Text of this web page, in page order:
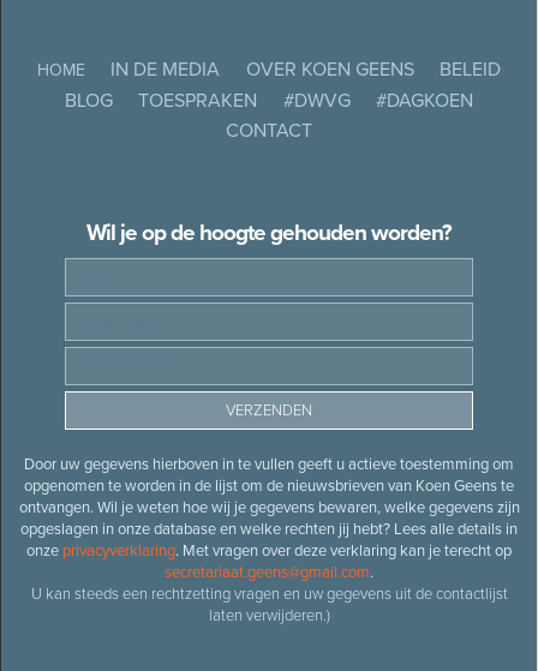
HOME IN DE MEDIA OVER KOEN GEENS
BELEID
BLOG
TOESPRAKEN #DWVG
#DAGKOEN
CONTACT
Wil je op de hoogte gehouden worden?
Door uw gegevens hierboven in te vullen geeft u actieve toestemming om
opgenomen te worden in de lijst om de nieuwsbrieven van Koen Geens te
ontvangen. Wil je weten hoe wij je gegevens bewaren, welke gegevens zijn
opgeslagen in onze database en welke rechten jij hebt? Lees alle details in
onze privacyverklaring. Met vragen over deze verklaring kan je terecht op
secretariaat.geens@gmail.com.
U kan steeds een rechtzetting vragen en uw gegevens uit de contactlijst
laten verwijderen.)